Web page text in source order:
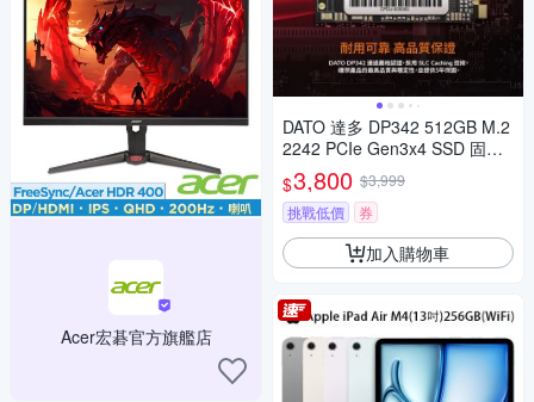
Acer宏碁官方旗艦店
DATO 達多 DP342 512GB M.2
2242 PCIe Gen3x4 SSD 固態
硬碟(最高達讀:2500MB/s 寫:1
700MB/s)
$3,800 $3,999
挑戰低價
券
加入購物車